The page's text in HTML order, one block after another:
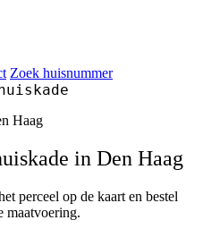
Zoek huisnummer
Haag
in Den Haag
perceel op de kaart en bestel
maatvoering.